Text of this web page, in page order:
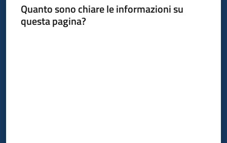
Quanto sono chiare le informazioni su
questa pagina?